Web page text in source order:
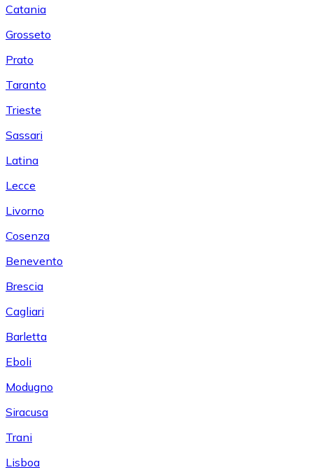
Catania
Grosseto
Prato
Taranto
Trieste
Sassari
Latina
Lecce
Livorno
Cosenza
Benevento
Brescia
Cagliari
Barletta
Eboli
Modugno
Siracusa
Trani
Lisboa